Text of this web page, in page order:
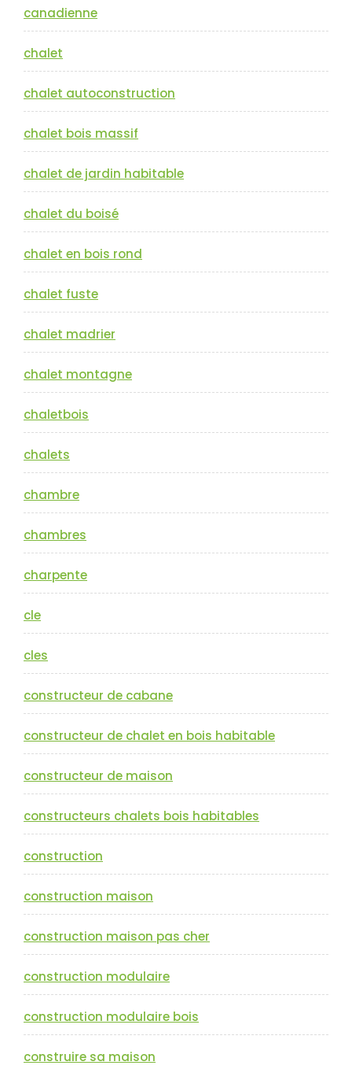
canadienne
chalet
chalet autoconstruction
chalet bois massif
chalet de jardin habitable
chalet du boisé
chalet en bois rond
chalet fuste
chalet madrier
chalet montagne
chaletbois
chalets
chambre
chambres
charpente
cle
cles
constructeur de cabane
constructeur de chalet en bois habitable
constructeur de maison
constructeurs chalets bois habitables
construction
construction maison
construction maison pas cher
construction modulaire
construction modulaire bois
construire sa maison